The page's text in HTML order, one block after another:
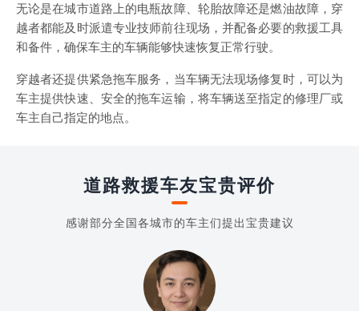
无论是在城市道路上的电瓶故障、轮胎故障还是燃油故障，穿
越者都能及时派遣专业技师前往现场，并配备必要的救援工具
和备件，确保车主的车辆能够快速恢复正常行驶。
穿越者还提供紧急拖车服务，当车辆无法现场修复时，可以为
车主提供快速、安全的拖车运输，将车辆送至指定的修理厂或
车主自己指定的地点。
道路救援车友宝贵评价
感谢部分全国各城市的车主们提出宝贵建议